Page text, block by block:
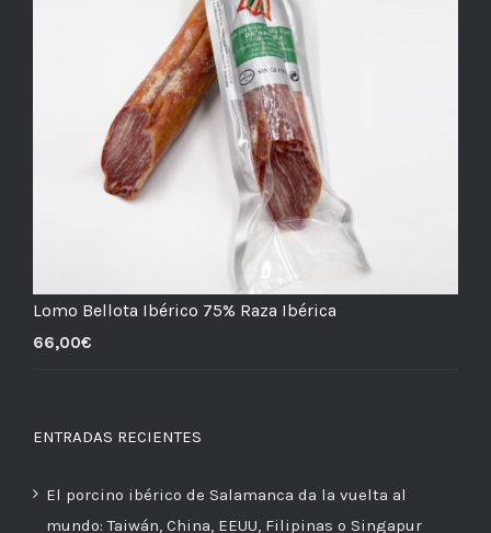
Lomo Bellota Ibérico 75% Raza Ibérica
66,00€
ENTRADAS RECIENTES
El porcino ibérico de Salamanca da la vuelta al
mundo: Taiwán, China, EEUU, Filipinas o Singapur